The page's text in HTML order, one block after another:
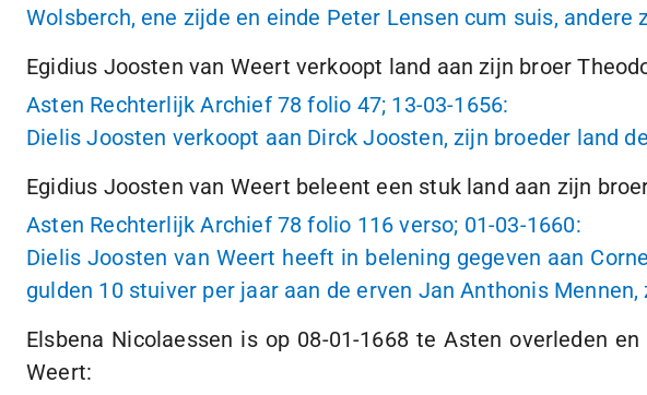
Wolsberch, ene zijde en einde Peter Lensen cum suis,
Egidius Joosten van Weert verkoopt land aan zijn broer
Asten Rechterlijk Archief 78 folio 47; 13-03-1656:
Dielis Joosten verkoopt aan Dirck Joosten, zijn broeder land
Egidius Joosten van Weert beleent een stuk land aan zijn
Asten Rechterlijk Archief 78 folio 116 verso; 01-03-1660:
Dielis Joosten van Weert heeft in belening gegeven aan
gulden 10 stuiver per jaar aan de erven Jan Anthonis Mennen,
Elsbena Nicolaessen is op 08-01-1668 te Asten overleden
Weert: